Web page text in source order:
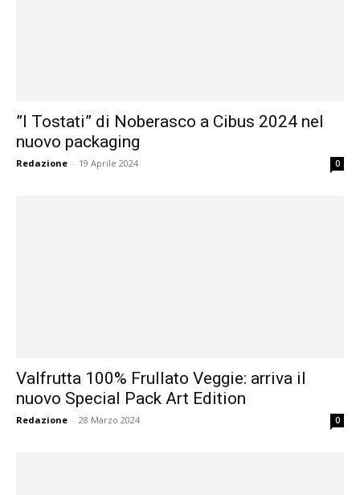
”I Tostati” di Noberasco a Cibus 2024 nel
nuovo packaging
Redazione - 19 Aprile 2024 0
Valfrutta 100% Frullato Veggie: arriva il
nuovo Special Pack Art Edition
Redazione - 28 Marzo 2024 0